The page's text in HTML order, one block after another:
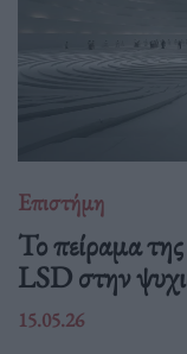
Επιστήμη
Το πείραμα
LSD στην
15.05.26